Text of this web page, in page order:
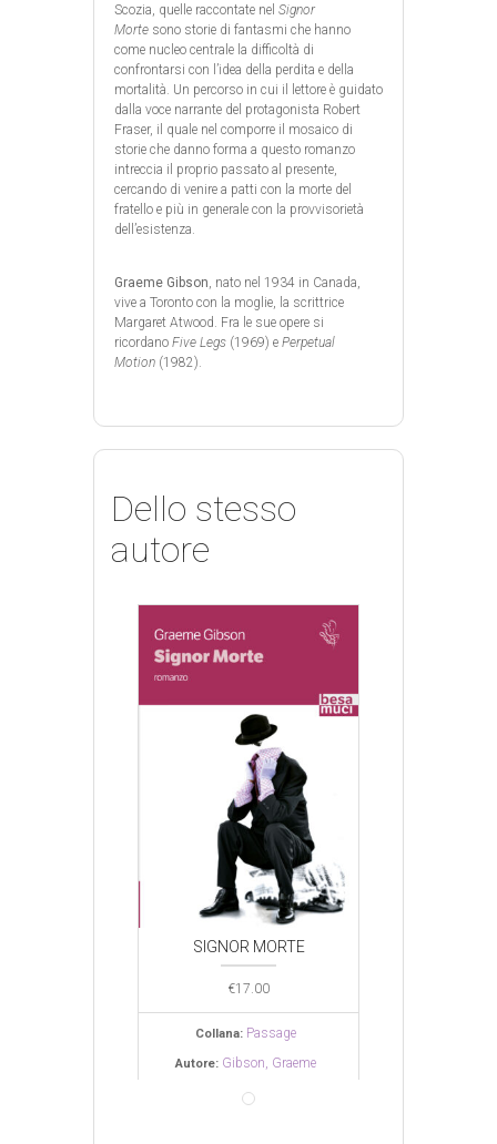
Scozia, quelle raccontate nel Signor
Morte sono storie di fantasmi che hanno
come nucleo centrale la difficoltà di
confrontarsi con l’idea della perdita e della
mortalità. Un percorso in cui il lettore è guidato
dalla voce narrante del protagonista Robert
Fraser, il quale nel comporre il mosaico di
storie che danno forma a questo romanzo
intreccia il proprio passato al presente,
cercando di venire a patti con la morte del
fratello e più in generale con la provvisorietà
dell’esistenza.
Graeme Gibson, nato nel 1934 in Canada,
vive a Toronto con la moglie, la scrittrice
Margaret Atwood. Fra le sue opere si
ricordano Five Legs (1969) e Perpetual
Motion (1982).
Dello stesso
autore
SIGNOR MORTE
€17.00
Collana: Passage
Autore: Gibson, Graeme